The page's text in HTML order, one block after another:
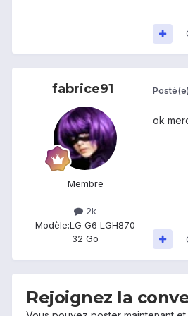
fabrice91
Membre
2k
Modèle:LG G6 LGH870
32 Go
Posté(e)
ok
Rejoignez la